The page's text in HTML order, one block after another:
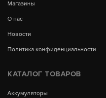
Магазины
О нас
Новости
Политика конфиденциальности
КАТАЛОГ ТОВАРОВ
Аккумуляторы